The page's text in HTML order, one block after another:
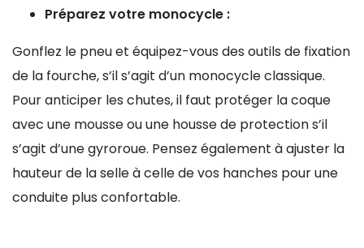
Préparez votre monocycle :
Gonflez le pneu et équipez-vous des outils de fixation
de la fourche, s’il s’agit d’un monocycle classique.
Pour anticiper les chutes, il faut protéger la coque
avec une mousse ou une housse de protection s’il
s’agit d’une gyroroue. Pensez également à ajuster la
hauteur de la selle à celle de vos hanches pour une
conduite plus confortable.